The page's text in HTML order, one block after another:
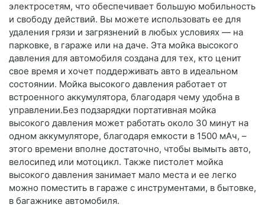
электросетям, что обеспечивает большую мобильность
и свободу действий. Вы можете использовать ее для
удаления грязи и загрязнений в любых условиях — на
парковке, в гараже или на даче. Эта мойка высокого
давления для автомобиля создана для тех, кто ценит
свое время и хочет поддерживать авто в идеальном
состоянии. Мойка высокого давления работает от
встроенного аккумулятора, благодаря чему удобна в
управлении.Без подзарядки портативная мойка
высокого давления может работать около 30 минут на
одном аккумуляторе, благодаря емкости в 1500 мАч, –
этого времени вполне достаточно, чтобы вымыть авто,
велосипед или мотоцикл. Также пистолет мойка
высокого давления занимает мало места и ее легко
можно поместить в гараже с инструментами, в бытовке,
в багажнике автомобиля.